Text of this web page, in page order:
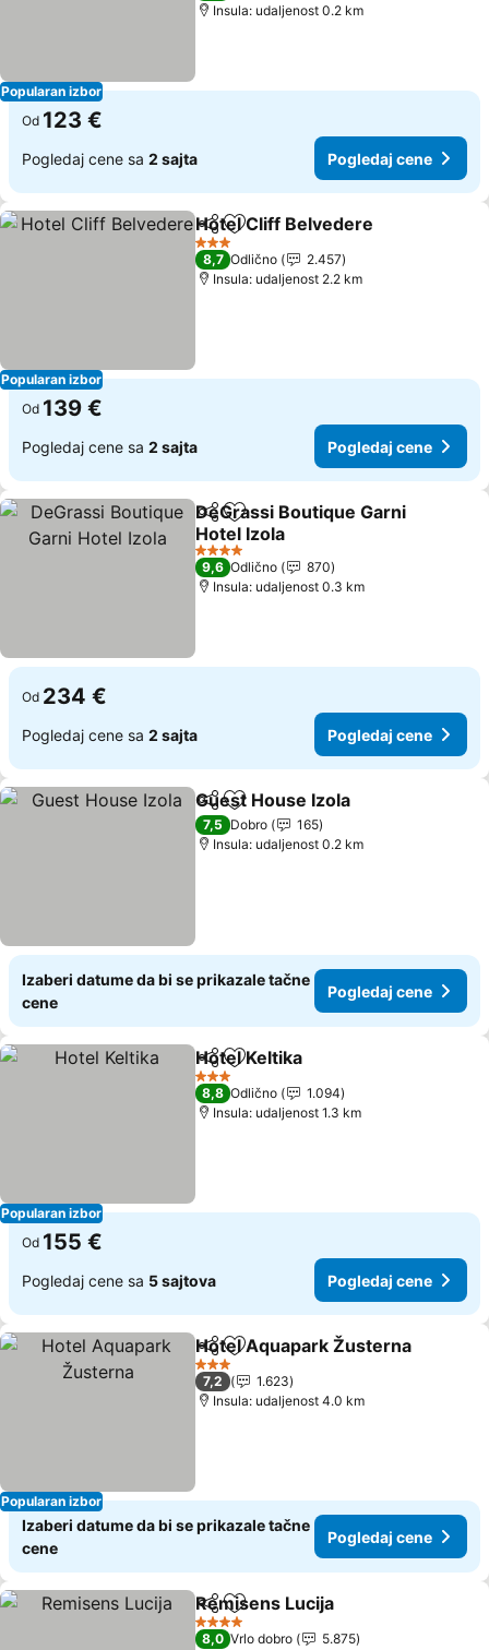
Popularan izbor
Insula: udaljenost 0.2 km
Od 123 €
Pogledaj cene sa 2 sajta Pogledaj cene
Popularan izbor
Deli Dodati u favorite
Hotel Cliff Belvedere
3 Zvezdice
8,7 Odlično
2.457
Insula: udaljenost 2.2 km
Od 139 €
Pogledaj cene sa 2 sajta Pogledaj cene
Deli Dodati u favorite
DeGrassi Boutique Garni
Hotel Izola
Pogledaj cene
4 Zvezdice
9,6 Odlično
870
Insula: udaljenost 0.3 km
Od 234 €
Pogledaj cene sa 2 sajta Pogledaj cene
Deli Dodati u favorite
Guest House Izola
7,5 Dobro
165
Insula: udaljenost 0.2 km
Izaberi datume da bi se prikazale tačne
cene
Pogledaj cene
Popularan izbor
Deli Dodati u favorite
Hotel Keltika
3 Zvezdice
8,8 Odlično
1.094
Insula: udaljenost 1.3 km
Od 155 €
Pogledaj cene sa 5 sajtova Pogledaj cene
Popularan izbor
Deli Dodati u favorite
Hotel Aquapark Žusterna
3 Zvezdice
7,2
1.623
Insula: udaljenost 4.0 km
Izaberi datume da bi se prikazale tačne
cene
Pogledaj cene
Deli Dodati u favorite
Remisens Lucija
4 Zvezdice
8,0 Vrlo dobro 5.875